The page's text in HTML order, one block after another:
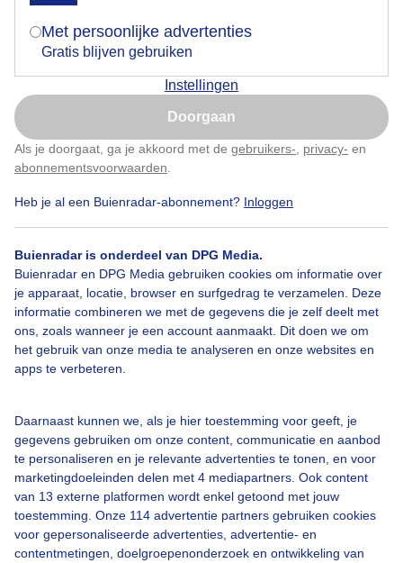
Met persoonlijke advertenties
Gratis blijven gebruiken
Instellingen
Doorgaan
Als je doorgaat, ga je akkoord met de gebruikers- privacy- en
abonnementsvoorwaarden
Heb je al een Buienradar-abonnement? Inloggen
Buienradar is onderdeel van DPG Media.
Buienradar en DPG Media gebruiken cookies om informatie over
je apparaat, locatie, browser en surfgedrag te verzamelen. Deze
informatie combineren we met de gegevens die je zelf deelt met
ons, zoals wanneer je een account aanmaakt. Dit doen we om
het gebruik van onze media te analyseren en onze websites en
apps te verbeteren.
Daarnaast kunnen we, als je hier toestemming voor geeft, je
gegevens gebruiken om onze content, communicatie en aanbod
te personaliseren en je relevante advertenties te tonen, en voor
marketingdoeleinden delen met 4 mediapartners. Ook content
van 13 externe platformen wordt enkel getoond met jouw
toestemming. Onze 114 advertentie partners gebruiken cookies
voor gepersonaliseerde advertenties, advertentie- en
contentmetingen, doelgroepenonderzoek en ontwikkeling van
Zon en sluierbewolking in de polder bij Geersdijk,
Zeeland
Door: Geeske Harkema Gemaakt: 19-09-2025, 87x bekeken
Nazomeren Sluierbewolking Zon
Bekijk slideshow
Een moment geduld aub...
Nu niet, misschien later
Klik hierom dit aan te passen